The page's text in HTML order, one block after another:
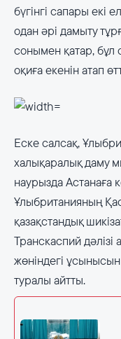
бүгінгі сапары екі
одан әрі дамыту
сонымен қатар, бұл
оқиға екенін атап
Еске салсақ,
халықаралық даму
наурызда Астанаға
Ұлыбританияның
қазақстандық
Транскаспий
жөніндегі
туралы айтты.